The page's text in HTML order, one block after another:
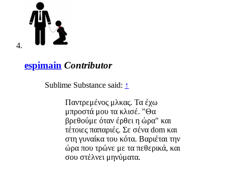
espimain Contributor
Sublime Substance said: ↑
Παντρεμένος μλκας. Τα έχω
μπροστά μου τα κλισέ. "Θα
βρεθούμε όταν έρθει η ώρα" και
τέτοιες παπαριές. Σε σένα dom και
στη γυναίκα του κότα. Βαριέται την
ώρα που τρώνε με τα πεθερικά, και
σου στέλνει μηνύματα.